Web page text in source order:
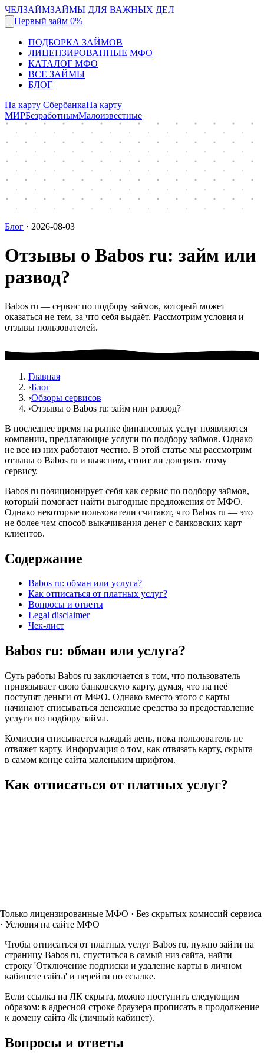
ЧЕЛЗАЙМЗАЙМЫ ДЛЯ ВАЖНЫХ ДЕЛ
Первый займ 0%
ПОДБОРКА ЗАЙМОВ
ЛИЦЕНЗИРОВАННЫЕ МФО
КАТАЛОГ МФО
ВСЕ ЗАЙМЫ
БЛОГ
На карту СбербанкаНа карту
МИРБезработнымМалоизвестные
Блог · 2026-08-03
Отзывы о Babos ru: займ или
развод?
Babos ru — сервис по подбору займов, который может
оказаться не тем, за что себя выдаёт. Рассмотрим условия и
отзывы пользователей.
Главная
›Блог
›Обзоры сервисов
›Отзывы о Babos ru: займ или развод?
В последнее время на рынке финансовых услуг появляются
компании, предлагающие услуги по подбору займов. Однако
не все из них работают честно. В этой статье мы рассмотрим
отзывы о Babos ru и выясним, стоит ли доверять этому
сервису.
Babos ru позиционирует себя как сервис по подбору займов,
который помогает найти выгодные предложения от МФО.
Однако некоторые пользователи считают, что Babos ru — это
не более чем способ выкачивания денег с банковских карт
клиентов.
Содержание
Babos ru: обман или услуга?
Как отписаться от платных услуг?
Вопросы и ответы
Legal disclaimer
Чек-лист
Babos ru: обман или услуга?
Суть работы Babos ru заключается в том, что пользователь
привязывает свою банковскую карту, думая, что на неё
поступят деньги от МФО. Однако вместо этого с карты
начинают списываться денежные средства за предоставление
услуги по подбору займа.
Комиссия списывается каждый день, пока пользователь не
отвяжет карту. Информация о том, как отвязать карту, скрыта
в самом конце сайта маленьким шрифтом.
Как отписаться от платных услуг?
Только лицензированные МФО · Без скрытых комиссий сервиса
· Условия на сайте МФО
Чтобы отписаться от платных услуг Babos ru, нужно зайти на
страницу Babos ru, спуститься в самый низ сайта, найти
строку 'Отключение подписки и удаление карты в личном
кабинете сайта' и перейти по ссылке.
Если ссылка на ЛК скрыта, можно поступить следующим
образом: в адресной строке браузера прописать в продолжение
к домену сайта /lk (личный кабинет).
Вопросы и ответы